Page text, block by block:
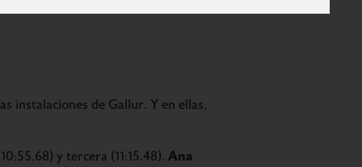
instalaciones de Gallur. Y en ellas,
y tercera (11:15.48). Ana